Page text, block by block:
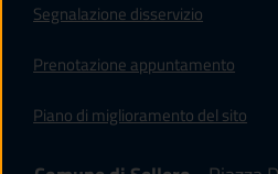
Segnalazione disservizio
Prenotazione appuntamento
Piano di miglioramento del sito